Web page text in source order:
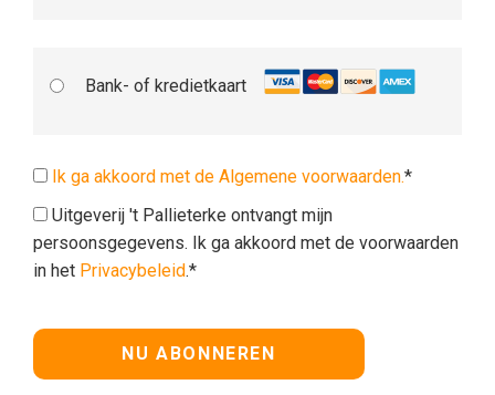
Bank- of kredietkaart
Ik ga akkoord met de Algemene voorwaarden.*
Uitgeverij 't Pallieterke ontvangt mijn
persoonsgegevens. Ik ga akkoord met de voorwaarden
in het Privacybeleid.*
Geen waarde